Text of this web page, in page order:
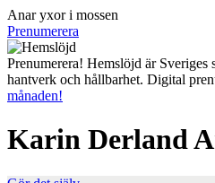
Anar yxor i mossen
Prenumerera
Prenumerera! Hemslöjd är Sveriges
hantverk och hållbarhet. Digital
månaden!
Karin Derland